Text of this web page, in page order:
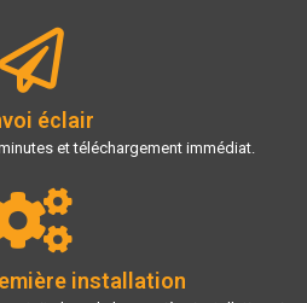
éclair
et téléchargement immédiat.
installation